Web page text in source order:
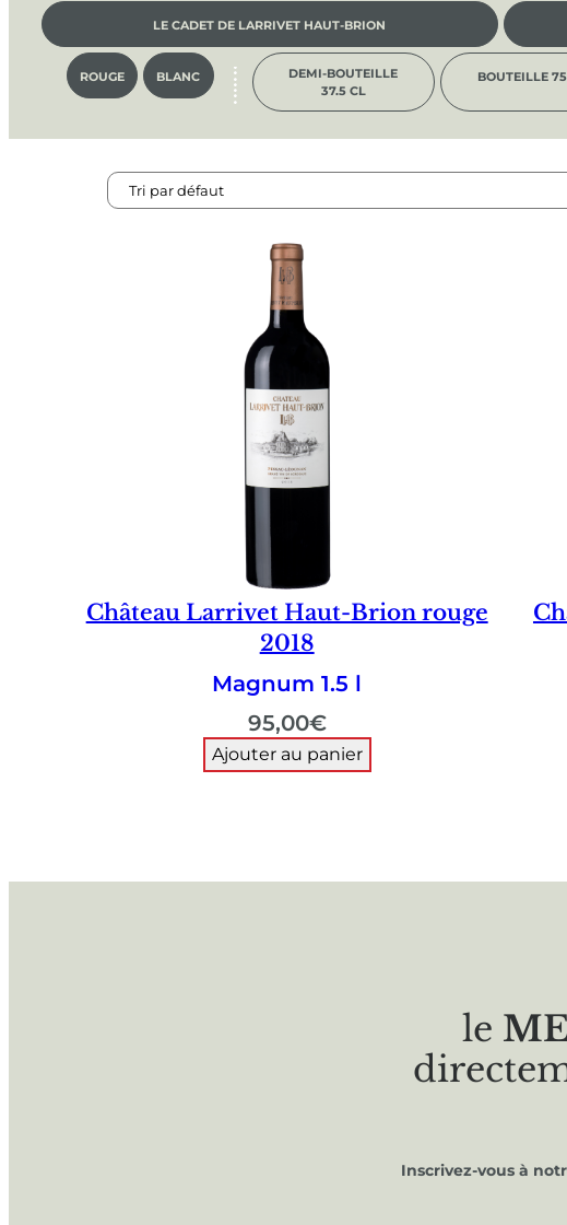
LE CADET DE LARRIVET HAUT-BRION
ROUGE BLANC
DEMI-BOUTEILLE
37.5 CL
BOUTEILLE
Château Larrivet Haut-Brion rouge
2018
Magnum 1.5 l
95,00€
Ajouter au panier
le
Inscrivez-vous à